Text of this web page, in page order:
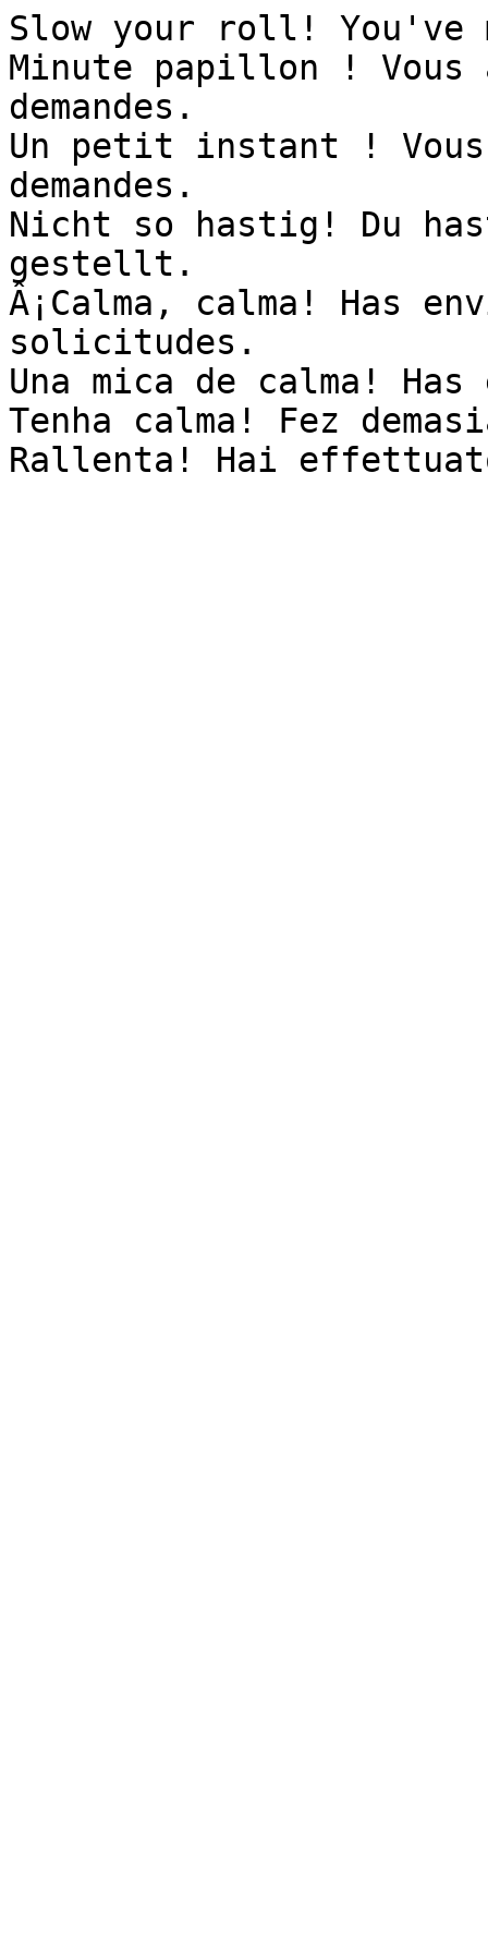
Slow your roll! You've
Minute papillon ! Vous
demandes.
Un petit instant !
demandes.
Nicht so hastig! Du
gestellt.
Â¡Calma, calma! Has
solicitudes.
Una mica de calma!
Tenha calma! Fez
Rallenta! Hai